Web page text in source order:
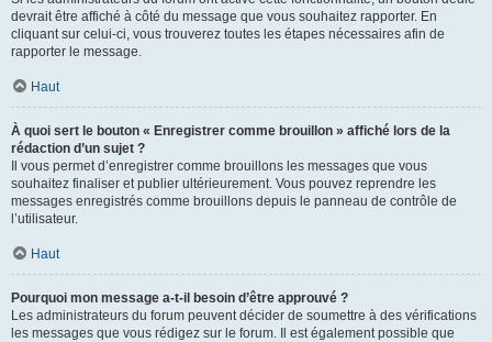
devrait être affiché à côté du message que vous souhaitez rapporter. En
cliquant sur celui-ci, vous trouverez toutes les étapes nécessaires afin de
rapporter le message.
Haut
À quoi sert le bouton « Enregistrer comme brouillon » affiché lors de la
rédaction d’un sujet ?
Il vous permet d’enregistrer comme brouillons les messages que vous
souhaitez finaliser et publier ultérieurement. Vous pouvez reprendre les
messages enregistrés comme brouillons depuis le panneau de contrôle de
l’utilisateur.
Haut
Pourquoi mon message a-t-il besoin d’être approuvé ?
Les administrateurs du forum peuvent décider de soumettre à des vérifications
les messages que vous rédigez sur le forum. Il est également possible que